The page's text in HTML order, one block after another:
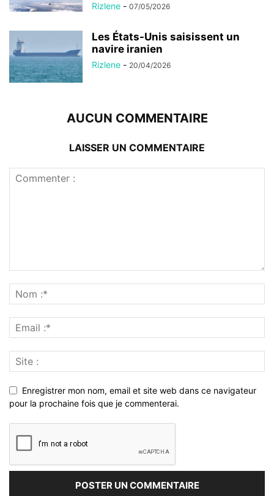
Rizlene - 07/05/2026
Les États-Unis saisissent un
navire iranien
Rizlene - 20/04/2026
AUCUN COMMENTAIRE
LAISSER UN COMMENTAIRE
Enregistrer mon nom, email et site web dans ce navigateur
pour la prochaine fois que je commenterai.